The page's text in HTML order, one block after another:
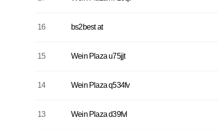
16 bs2best at
15 Wein Plaza u75jjt
14 Wein Plaza q534fv
13 Wein Plaza d39fvl